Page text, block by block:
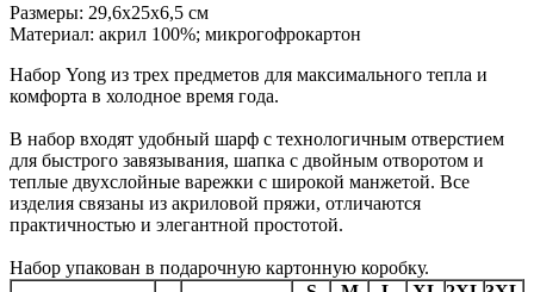
Размеры: 29,6х25х6,5 см
Материал: акрил 100%; микрогофрокартон
Набор Yong из трех предметов для максимального тепла и
комфорта в холодное время года.
В набор входят удобный шарф с технологичным отверстием
для быстрого завязывания, шапка с двойным отворотом и
теплые двухслойные варежки с широкой манжетой. Все
изделия связаны из акриловой пряжи, отличаются
практичностью и элегантной простотой.
Набор упакован в подарочную картонную коробку.